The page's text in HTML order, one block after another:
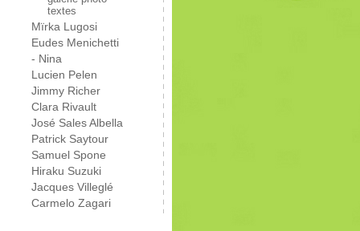
textes
Mïrka Lugosi
Eudes Menichetti
- Nina
Lucien Pelen
Jimmy Richer
Clara Rivault
José Sales Albella
Patrick Saytour
Samuel Spone
Hiraku Suzuki
Jacques Villeglé
Carmelo Zagari